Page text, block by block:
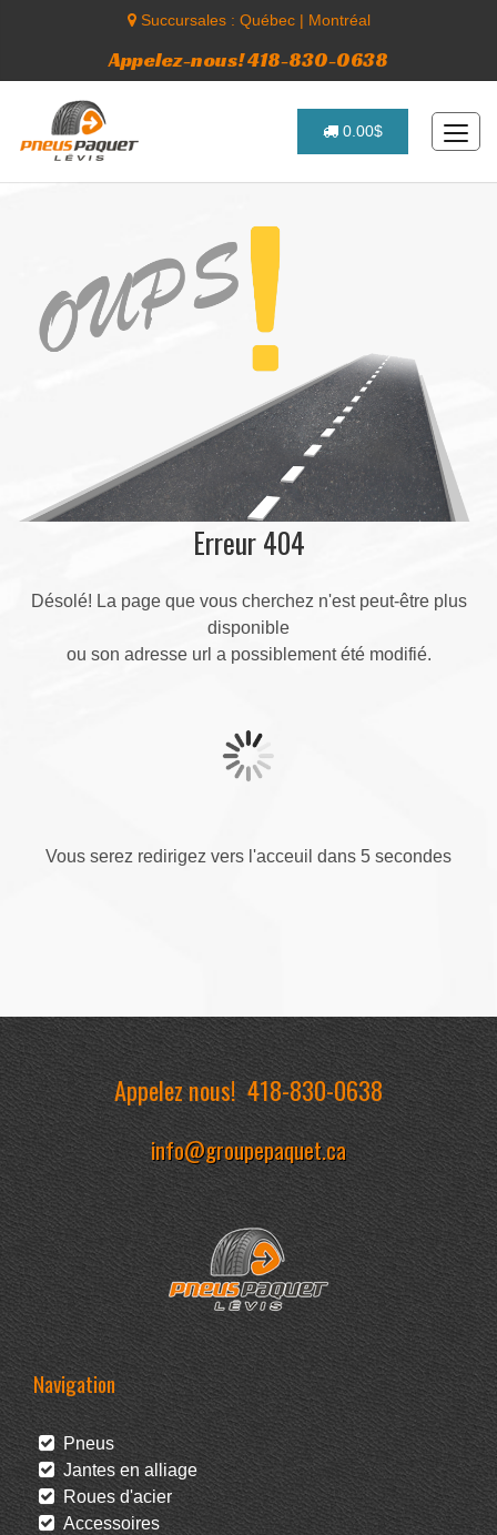
Succursales : Québec| Montréal
Appelez-nous! 418-830-0638
0.00$
Erreur 404
Désolé! La page que vous cherchez n'est peut-être plus
disponible
ou son adresse url a possiblement été modifié.
Vous serez redirigez vers l'acceuil dans 5 secondes
Appelez nous!418-830-0638
info@groupepaquet.ca
Navigation
Pneus
Jantes en alliage
Roues d'acier
Accessoires